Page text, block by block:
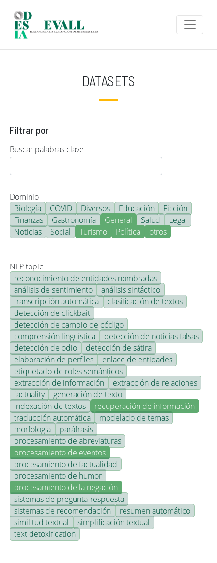
DATASETS
Filtrar por
Buscar palabras clave
Dominio
Biología
COVID Diversos Educación
Ficción
Finanzas
Gastronomía General Salud
Legal
Noticias
Social Turismo Política otros
NLP topic
reconocimiento de entidades nombradas
análisis de sentimiento
análisis sintáctico
transcripción automática
clasificación de textos
detección de clickbait
detección de cambio de código
comprensión lingüística
detección de noticias falsas
detección de odio
detección de sátira
elaboración de perfiles
enlace de entidades
etiquetado de roles semánticos
extracción de información
extracción de relaciones
factuality
generación de texto
indexación de textos
recuperación de información
traducción automática
modelado de temas
morfología
paráfrasis
procesamiento de abreviaturas
procesamiento de eventos
procesamiento de factualidad
procesamiento de humor
procesamiento de la negación
sistemas de pregunta-respuesta
sistemas de recomendación
resumen automático
similitud textual
simplificación textual
text detoxification